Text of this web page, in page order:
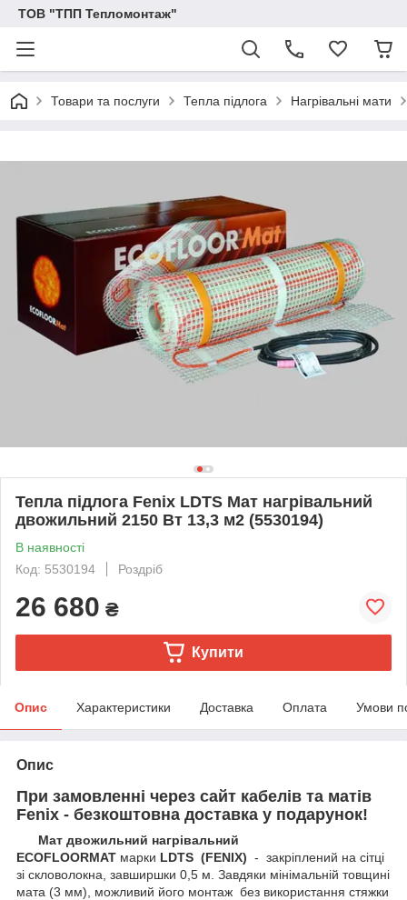
ТОВ "ТПП Тепломонтаж"
Товари та послуги Тепла підлога Нагрівальні мати
Тепла підлога Fenix LDTS Мат нагрівальний
двожильний 2150 Вт 13,3 м2 (5530194)
В наявності
Код: 5530194
Роздріб
26 680 ₴
Купити
Опис Характеристики Доставка Оплата Умови
Опис
При замовленні через сайт кабелів та матів
Fenix - безкоштовна доставка у подарунок!
Мат двожильний нагрівальний
ECOFLOORMAT марки LDTS (FENIX) - закріплений на сітці
зі скловолокна, завширшки 0,5 м. Завдяки мінімальній товщині
мата (3 мм), можливий його монтаж без використання стяжки